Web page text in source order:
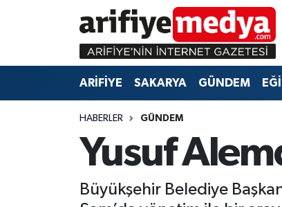
ARİFİYE SAKARYA GÜNDEM
HABERLER GÜNDEM
Yusuf
Büyükşehir Belediye
SAKARYA
GÜNDEM
GÜNDEM
EĞİTİM
Sakarya Hava Durumu
Sakarya Namaz Vakitleri
Sakarya Trafik Yoğunluk Haritası
Süper Lig Puan Durumu ve Fikstür
Tüm Manşetler